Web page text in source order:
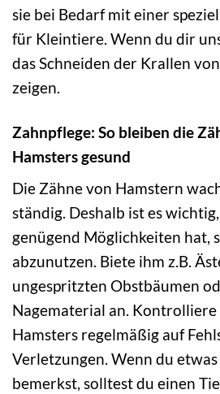
sie bei Bedarf mit einer
für Kleintiere. Wenn du dir
das Schneiden der Krallen
zeigen.
Zahnpflege: So bleiben die
Hamsters gesund
Die Zähne von Hamstern
ständig. Deshalb ist es
genügend Möglichkeiten hat,
abzunutzen. Biete ihm z.B.
ungespritzten Obstbäumen
Nagematerial an. Kontrolliere
Hamsters regelmäßig auf
Verletzungen. Wenn du
bemerkst, solltest du einen